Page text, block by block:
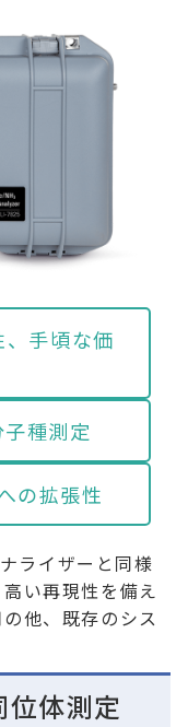
手頃な価
種測定
の拡張性
ライザーと同様
い再現性を備え
他、既存のシス
位体測定